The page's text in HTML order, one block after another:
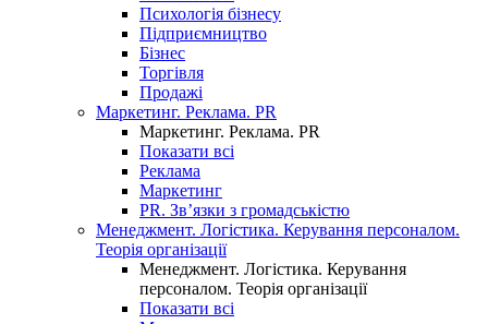
Психологія бізнесу
Підприємництво
Бізнес
Торгівля
Продажі
Маркетинг. Реклама. PR
Маркетинг. Реклама. PR
Показати всі
Реклама
Маркетинг
PR. Зв’язки з громадськістю
Менеджмент. Логістика. Керування персоналом.
Теорія організації
Менеджмент. Логістика. Керування
персоналом. Теорія організації
Показати всі